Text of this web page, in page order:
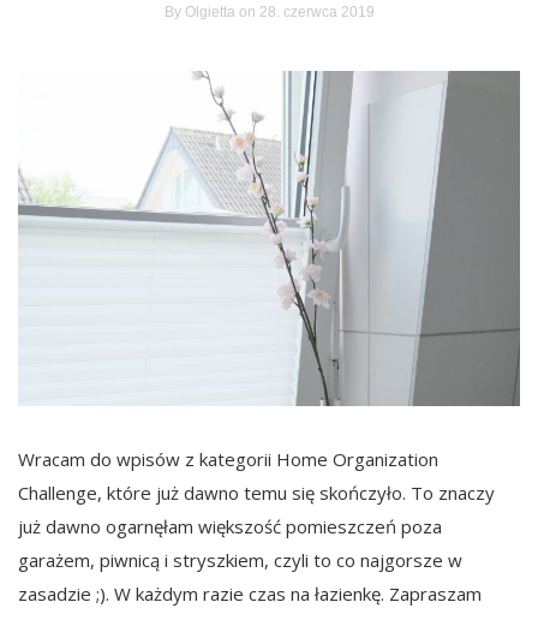
By Olgiettaon 28. czerwca 2019
Wracam do wpisów z kategorii Home Organization
Challenge, które już dawno temu się skończyło. To znaczy
już dawno ogarnęłam większość pomieszczeń poza
garażem, piwnicą i stryszkiem, czyli to co najgorsze w
zasadzie ;). W każdym razie czas na łazienkę. Zapraszam